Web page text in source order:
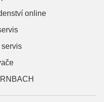
online
servis